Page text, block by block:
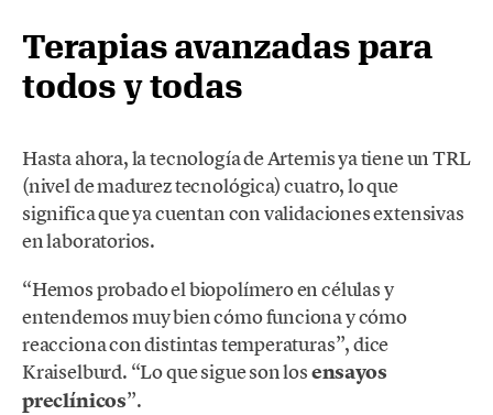
Terapias avanzadas para
todos y todas
Hasta ahora, la tecnología de Artemis ya tiene un TRL
(nivel de madurez tecnológica) cuatro, lo que
significa que ya cuentan con validaciones extensivas
en laboratorios.
“Hemos probado el biopolímero en células y
entendemos muy bien cómo funciona y cómo
reacciona con distintas temperaturas”, dice
Kraiselburd. “Lo que sigue son losensayos
preclínicos”.